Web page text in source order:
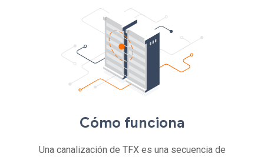
Cómo funciona
Una canalización de TFX es una secuencia de